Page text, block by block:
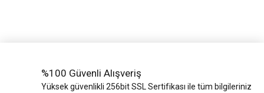
%100 Güvenli Alışveriş
Yüksek güvenlikli 256bit SSL Sertifikası ile tüm bilgileriniz